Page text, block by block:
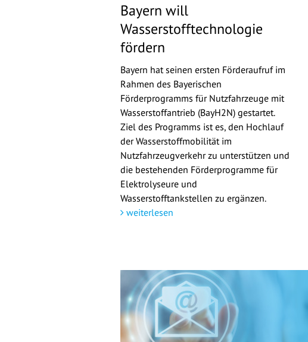
Bayern will
Wasserstofftechnologie
fördern
Bayern hat seinen ersten Förderaufruf im
Rahmen des Bayerischen
Förderprogramms für Nutzfahrzeuge mit
Wasserstoffantrieb (BayH2N) gestartet.
Ziel des Programms ist es, den Hochlauf
der Wasserstoffmobilität im
Nutzfahrzeugverkehr zu unterstützen und
die bestehenden Förderprogramme für
Elektrolyseure und
Wasserstofftankstellen zu ergänzen.
weiterlesen